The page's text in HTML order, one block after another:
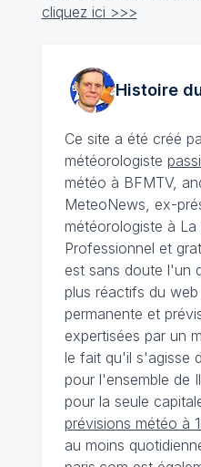
cliquez ici >>>
Histoire
Ce site a été créé
météorologiste
météo à BFMTV,
MeteoNews, ex-
météorologiste à La
Professionnel et
est sans doute l'un
plus réactifs du
permanente et
expertisées par un
le fait qu'il s'agisse
pour l'ensemble de
pour la seule
prévisions météo à
au moins